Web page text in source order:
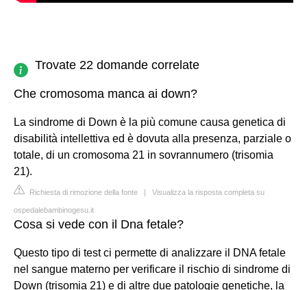
Trovate 22 domande correlate
Che cromosoma manca ai down?
La sindrome di Down è la più comune causa genetica di
disabilità intellettiva ed è dovuta alla presenza, parziale o
totale, di un cromosoma 21 in sovrannumero (trisomia
21).
Richiesta di rimozione della fonte | Visualizza la risposta completa su
ospedalebambinogesu.it
Cosa si vede con il Dna fetale?
Questo tipo di test ci permette di analizzare il DNA fetale
nel sangue materno per verificare il rischio di sindrome di
Down (trisomia 21) e di altre due patologie genetiche, la